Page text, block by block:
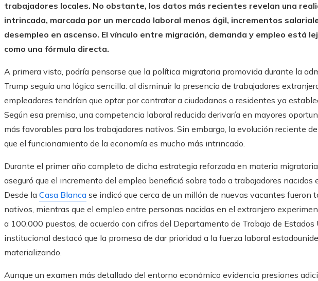
trabajadores locales. No obstante, los datos más recientes revelan una
intrincada, marcada por un mercado laboral menos ágil, incrementos
desempleo en ascenso. El vínculo entre migración, demanda y empleo está
como una fórmula directa.
A primera vista, podría pensarse que la política migratoria promovida durante la
Trump seguía una lógica sencilla: al disminuir la presencia de trabajadores
empleadores tendrían que optar por contratar a ciudadanos o residentes ya
Según esa premisa, una competencia laboral reducida derivaría en mayores
más favorables para los trabajadores nativos. Sin embargo, la evolución reciente
que el funcionamiento de la economía es mucho más intrincado.
Durante el primer año completo de dicha estrategia reforzada en materia
aseguró que el incremento del empleo benefició sobre todo a trabajadores nacidos
Desde la Casa Blanca se indicó que cerca de un millón de nuevas vacantes fueron
nativos, mientras que el empleo entre personas nacidas en el extranjero
a 100.000 puestos, de acuerdo con cifras del Departamento de Trabajo de Estados
institucional destacó que la promesa de dar prioridad a la fuerza laboral
materializando.
Aunque un examen más detallado del entorno económico evidencia presiones